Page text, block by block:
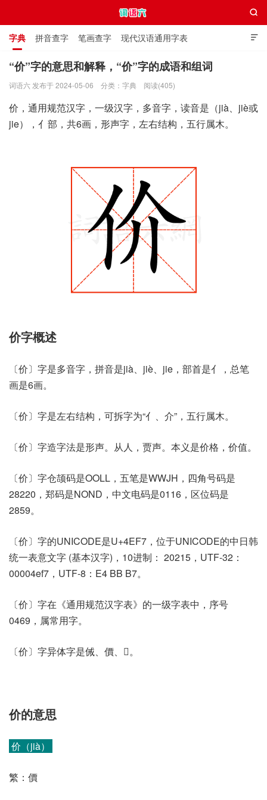

字典 拼音查字 笔画查字 现代汉语通用字表
通用规范汉字表 叠字大全 独体字大全 极简英语词典

“价”字的意思和解释，“价”字的成语和组词
词语六 发布于 2024-05-06 分类： 字典 阅读(405)
价，通用规范汉字，一级汉字，多音字，读音是（jià、jiè或
jie），亻部，共6画，形声字，左右结构，五行属木。
价字概述
〔价〕字是多音字，拼音是jià、jiè、jie，部首是亻，总笔
画是6画。
〔价〕字是左右结构，可拆字为“亻、介”，五行属木。
〔价〕字造字法是形声。从人，贾声。本义是价格，价值。
〔价〕字仓颉码是OOLL，五笔是WWJH，四角号码是
28220，郑码是NOND，中文电码是0116，区位码是
2859。
〔价〕字的UNICODE是U+4EF7，位于UNICODE的中日韩
统一表意文字 (基本汉字)，10进制： 20215，UTF-32：
00004ef7，UTF-8：E4 BB B7。
〔价〕字在《通用规范汉字表》的一级字表中，序号
0469，属常用字。
〔价〕字异体字是㑘、價、𠇴。
价的意思
价（jià）
繁：價